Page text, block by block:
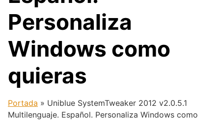
Personaliza
Windows como
quieras
Portada » Uniblue SystemTweaker 2012 v2.0.5.1
Multilenguaje. Español. Personaliza Windows como